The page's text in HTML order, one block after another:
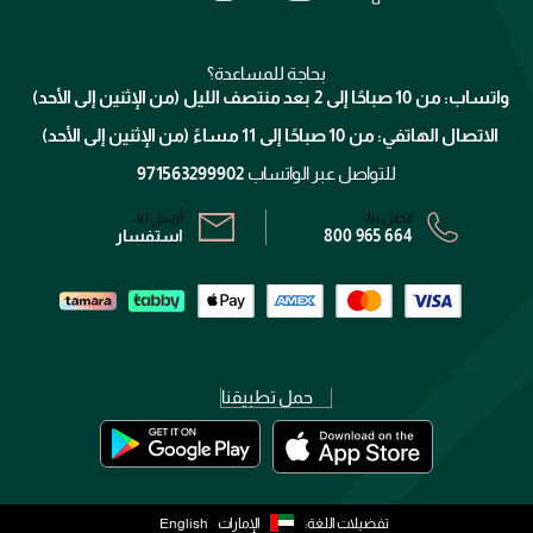
الإرجاع
برنامج الولاء ميوز
الشروط و الأحكام
سياسة الخصوصية
بحاجة للمساعدة؟
واتساب: من 10 صباحًا إلى 2 بعد منتصف الليل (من الإثنين إلى الأحد)
الاتصال الهاتفي: من 10 صباحًا إلى 11 مساءً (من الإثنين إلى الأحد)
للتواصل عبر الواتساب 971563299902
اتصل بنا:
800 965 664
أرسل لنا:
استفسار
حمل تطبيقنا
تفضيلات اللغة: الإمارات English